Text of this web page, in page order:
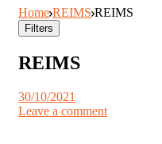
Home REIMS REIMS
Filters
REIMS
30/10/2021
Leave a comment